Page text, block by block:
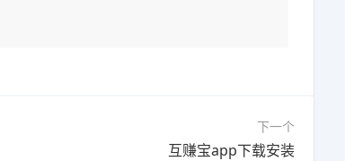
下一个
互赚宝app下载安装